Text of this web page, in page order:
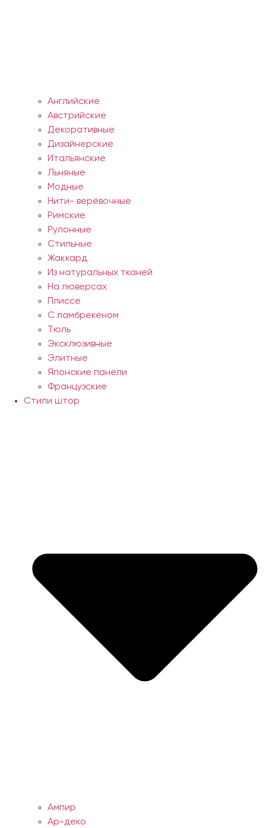
Английские
Австрийские
Декоративные
Дизайнерские
Итальянские
Льняные
Модные
Нити- верёвочные
Римские
Рулонные
Стильные
Жаккард
Из натуральных тканей
На люверсах
Плиссе
С ламбрекеном
Тюль
Эксклюзивные
Элитные
Японские панели
Французские
Стили штор
Ампир
Ар-деко